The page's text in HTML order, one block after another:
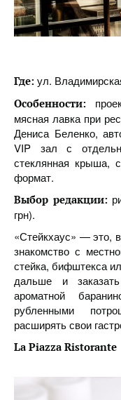
Где: ул.
Особенности:
мясная лавка при
Дениса Беленко,
VIP зал с
стеклянная крыша,
формат.
Выбор редакции:
грн).
«Стейкхаус» — это,
знакомство с
стейка, бифштекса
дальше и
ароматной
рубленными
расширять свои
La Piazza Ristorante